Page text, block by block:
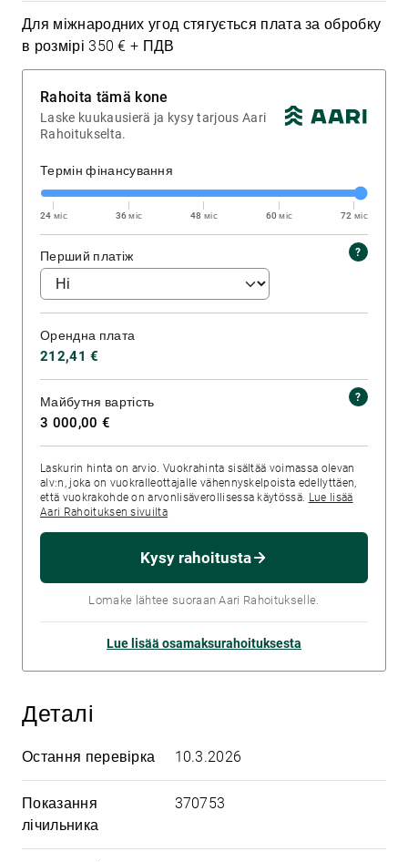
Для міжнародних угод стягується плата за обробку
в розмірі 350 € + ПДВ
Rahoita tämä kone
Laske kuukausierä ja kysy tarjous Aari
Rahoitukselta.
Термін фінансування
24 міс 36 міс 48 міс 60 міс 72 міс
Перший платіж
Орендна плата
212,41 €
Майбутня вартість
3 000,00 €
Laskurin hinta on arvio. Vuokrahinta sisältää voimassa olevan
alv:n, joka on vuokralleottajalle vähennyskelpoista edellyttäen,
että vuokrakohde on arvonlisäverollisessa käytössä. Lue lisää
Aari Rahoituksen sivuilta
Kysy rahoitusta
Lomake lähtee suoraan Aari Rahoitukselle.
Lue lisää osamaksurahoituksesta
Деталі
Остання перевірка 10.3.2026
Показання
лічильника
370753